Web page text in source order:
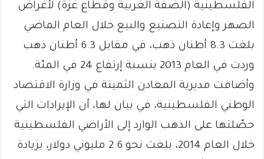
الفلسطينية (الضفة الغربية وقطاع غزة) لأغراض
الصهر وإعادة التصنيع والبيع خلال العام الماضي
بلغت 8.3 أطنان ذهب، في مقابل 6.3 أطنان ذهب
وردت في العام 2013 بنسبة إرتفاع 24 في المئة.
وأضافت مديرية المعادن الثمينة في وزارة الاقتصاد
الوطني الفلسطينية، في بيان لها، أن الإيرادات التي
حصّلتها على الذهب الوارد إلى الأراضي الفلسطينية
خلال العام 2014، بلغت نحو 2.6 مليوني دولار، بزيادة